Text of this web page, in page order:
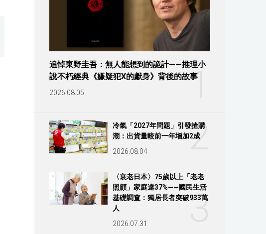
1
追悼東野圭吾：無人能想到的詭計——推理小
說不朽經典《嫌疑犯X的獻身》背後的故事
2026.08.05
2
冷氣「2027年問題」引發搶購
潮：出貨量較前一年增加2成
2026.08.04
3
〈衰老日本〉75歲以上「老老
照顧」家庭達37%——國民生活
基礎調查：獨居長者突破933萬
人
2026.07.31